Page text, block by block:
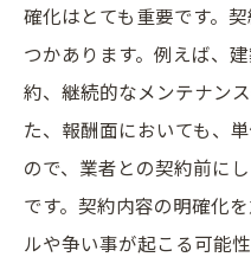
確化はとても重要です。
つかあります。例えば、
約、継続的なメンテナン
た、報酬面においても、
ので、業者との契約前に
です。契約内容の明確化
ルや争い事が起こる可能